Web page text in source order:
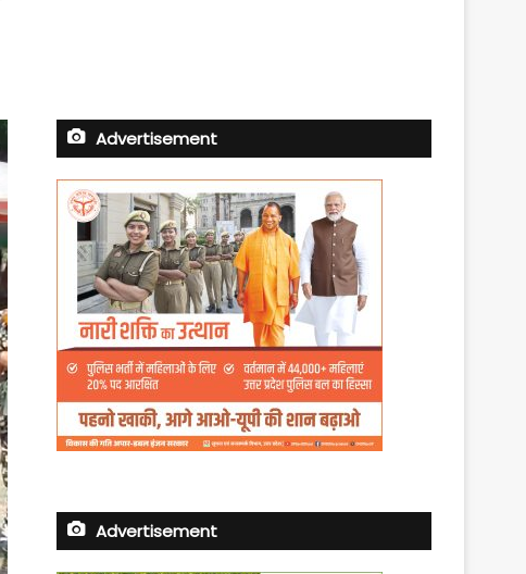
Advertisement
Advertisement